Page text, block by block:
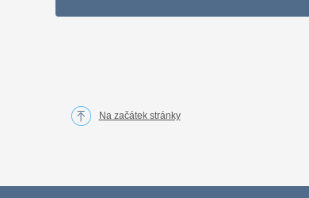
Na začátek stránky